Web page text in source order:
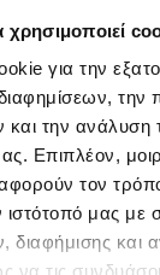
χρησιμοποιεί
για την
την
την ανάλυση
Επιπλέον,
τον
ιστότοπό μας με
διαφήμισης και
να τις